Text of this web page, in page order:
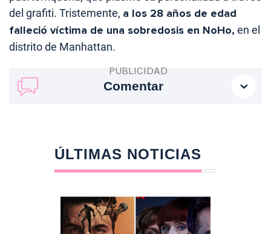
del grafiti. Tristemente, a los 28 años de edad
falleció víctima de una sobredosis en NoHo, en el
distrito de Manhattan.
Comentar
ÚLTIMAS NOTICIAS